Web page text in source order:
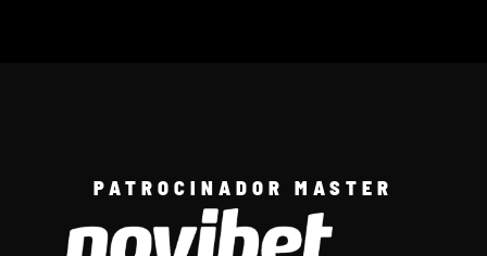
PATROCINADOR MASTER